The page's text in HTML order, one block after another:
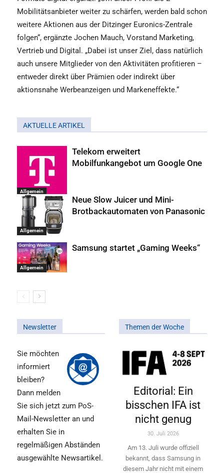
Mobilitätsanbieter weiter zu schärfen, werden bald schon
weitere Aktionen aus der Ditzinger Euronics-Zentrale
folgen“, ergänzte Jochen Mauch, Vorstand Marketing,
Vertrieb und Digital. „Dabei ist unser Ziel, dass natürlich
auch unsere Mitglieder von den Aktivitäten profitieren –
entweder direkt über Prämien oder indirekt über
aktionsnahe Werbeanzeigen und Markeneffekte.“
AKTUELLE ARTIKEL
Allgemein
Telekom erweitert
Mobilfunkangebot um Google One
Allgemein
Neue Slow Juicer und Mini-
Brotbackautomaten von Panasonic
Allgemein
Samsung startet „Gaming Weeks“
Newsletter
Sie möchten
informiert
bleiben?
Dann melden
Sie sich jetzt zum PoS-
Mail-Newsletter an und
erhalten Sie in
regelmäßigen Abständen
ausgewählte Newsartikel.
Themen der Woche
Editorial: Ein
bisschen IFA ist
nicht genug
30. Juli 2026
Am 13. Juli wurde offiziell
bekannt, dass Samsung in
diesem Jahr nicht mit einem